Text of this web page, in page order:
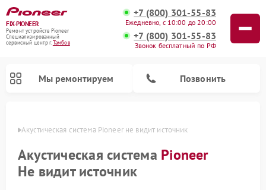
FIX-PIONEER
Ремонт устройств Pioneer
Специализированный
cервисный центр г.Тамбов
+7 (800) 301-55-83
Ежедневно, с 10:00 до 20:00
+7 (800) 301-55-83
Звонок бесплатный по РФ
Мы ремонтируем Позвонить
Акустическая система Pioneer не видит источник
Акустическая система Pioneer
Не видит источник